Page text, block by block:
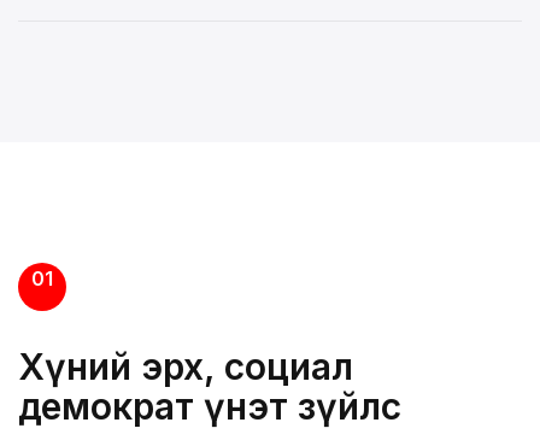
01
Хүний эрх, социал
демократ үнэт зүйлс